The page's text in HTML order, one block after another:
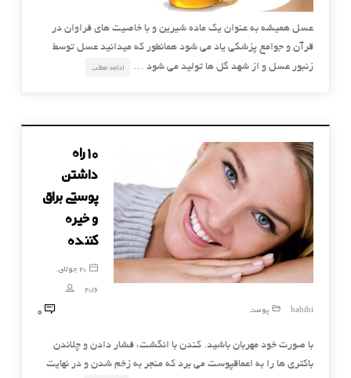
عسل همیشه به عنوان یک ماده شیرین و با خاصیت های فراوان در
قرآن و جوامع پزشکی یاد می شود همانطور که میدانید عسل توسط
زنبور عسل و از شهد گل ها تولید می شود …
ادامه مطلب
۱۰ راه
داشتن
پوستی براق
و خیره
کننده
20 جولای,
2016
habibi
پوست 0
با صورت خود مهربان باشید. کندن با انگشت، فشار دادن و چلاندن
باکتری ها را به اعماقپوست می برد که منجر به زخم شدن و در نهایت